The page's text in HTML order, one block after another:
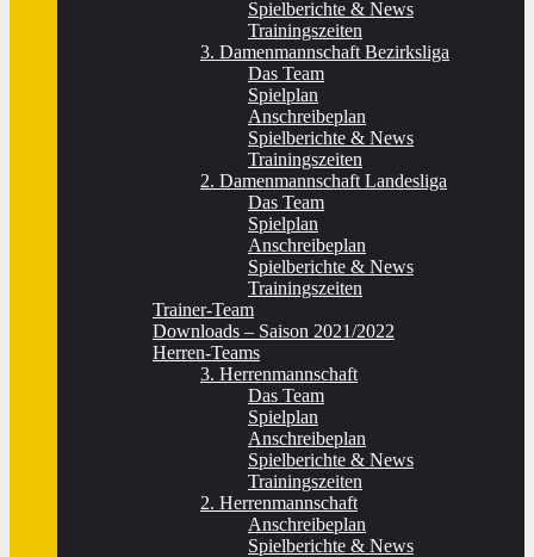
Spielberichte & News
Trainingszeiten
3. Damenmannschaft Bezirksliga
Das Team
Spielplan
Anschreibeplan
Spielberichte & News
Trainingszeiten
2. Damenmannschaft Landesliga
Das Team
Spielplan
Anschreibeplan
Spielberichte & News
Trainingszeiten
Trainer-Team
Downloads – Saison 2021/2022
Herren-Teams
3. Herrenmannschaft
Das Team
Spielplan
Anschreibeplan
Spielberichte & News
Trainingszeiten
2. Herrenmannschaft
Anschreibeplan
Spielberichte & News